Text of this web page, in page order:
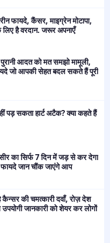
फायदे, कैंसर, माइग्रेन मोटापा,
मधुमेह, हाइपरटेंशन के रोगियों के लिए है वरदान. जरूर अपनाएँ
आदत को मत समझो मामूली,
जो आपकी सेहत बदल सकते हैं पूरी
पड़ सकता हार्ट अटैक? क्या कहते हैं
का सिर्फ 7 दिन में जड़ से कर देगा
फायदे जान चौंक जाएंगे आप
कैन्सर की चमत्कारी दवाँ, रोज़ देश
जानकारी को शेयर कर लोगों